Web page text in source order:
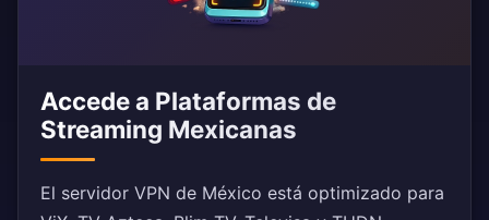
Accede a Plataformas de
Streaming Mexicanas
El servidor VPN de México está optimizado para